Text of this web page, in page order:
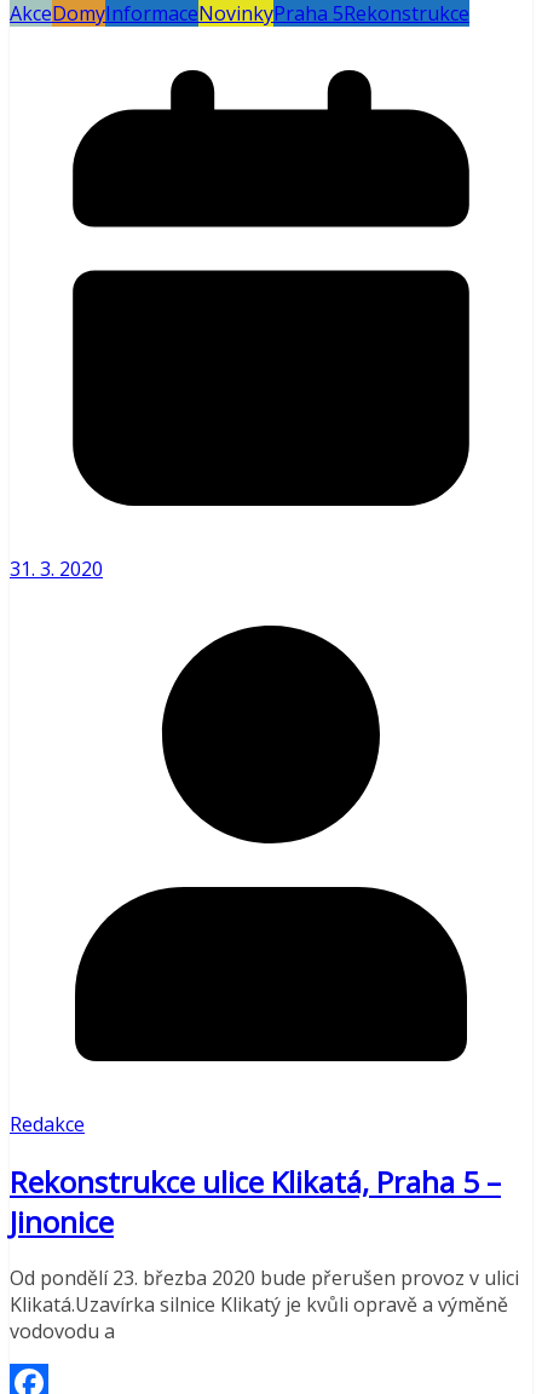
AkceDomyInformaceNovinkyPraha 5Rekonstrukce
31. 3. 2020
Redakce
Rekonstrukce ulice Klikatá, Praha 5 –
Jinonice
Od pondělí 23. březba 2020 bude přerušen provoz v ulici
Klikatá.Uzavírka silnice Klikatý je kvůli opravě a výměně
vodovodu a